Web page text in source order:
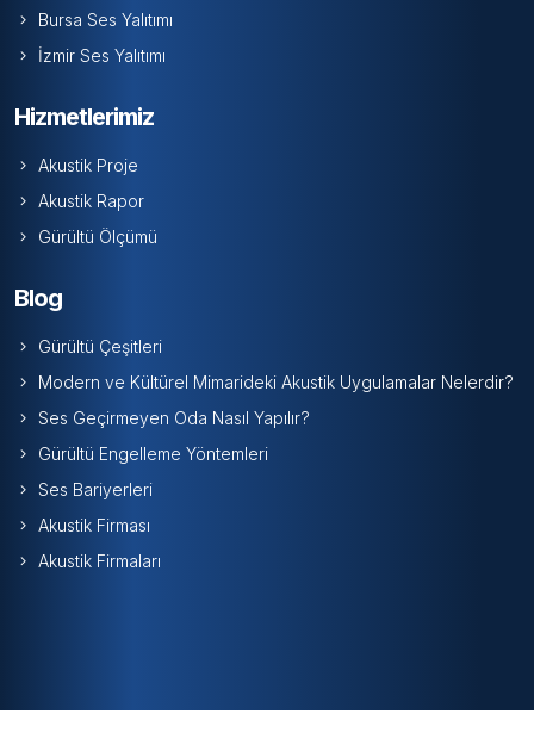
Bursa Ses Yalıtımı
İzmir Ses Yalıtımı
Hizmetlerimiz
Akustik Proje
Akustik Rapor
Gürültü Ölçümü
Blog
Gürültü Çeşitleri
Modern ve Kültürel Mimarideki Akustik Uygulamalar Nelerdir?
Ses Geçirmeyen Oda Nasıl Yapılır?
Gürültü Engelleme Yöntemleri
Ses Bariyerleri
Akustik Firması
Akustik Firmaları